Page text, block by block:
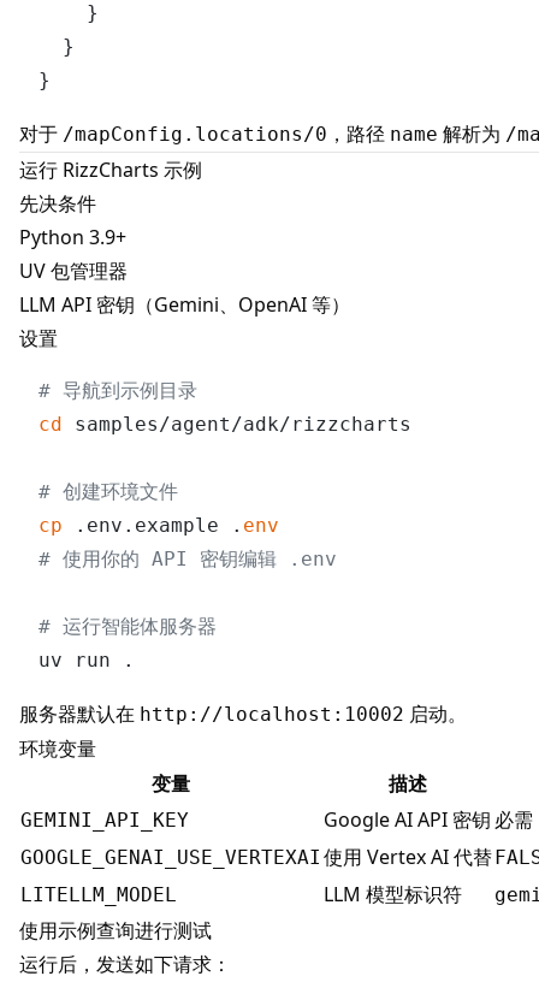
}
}
}
对于 /mapConfig.locations/0 ，路径 name 解析为 /
运行 RizzCharts 示例
先决条件
Python 3.9+
UV包管理器
LLM API 密钥（Gemini、OpenAI 等）
设置
# 导航到示例目录
cd samples/agent/adk/rizzcharts
# 创建环境文件
cp .env.example . env
# 使用你的 API 密钥编辑 .env
# 运行智能体服务器
服务器默认在 http://localhost:10002 启动。
环境变量
变量
描述
GEMINI_API_KEY Google AI API 密钥 必需
GOOGLE_GENAI_USE_VERTEXAI 使用 Vertex AI 代替
LITELLM_MODEL
LLM 模型标识符
使用示例查询进行测试
运行后，发送如下请求：